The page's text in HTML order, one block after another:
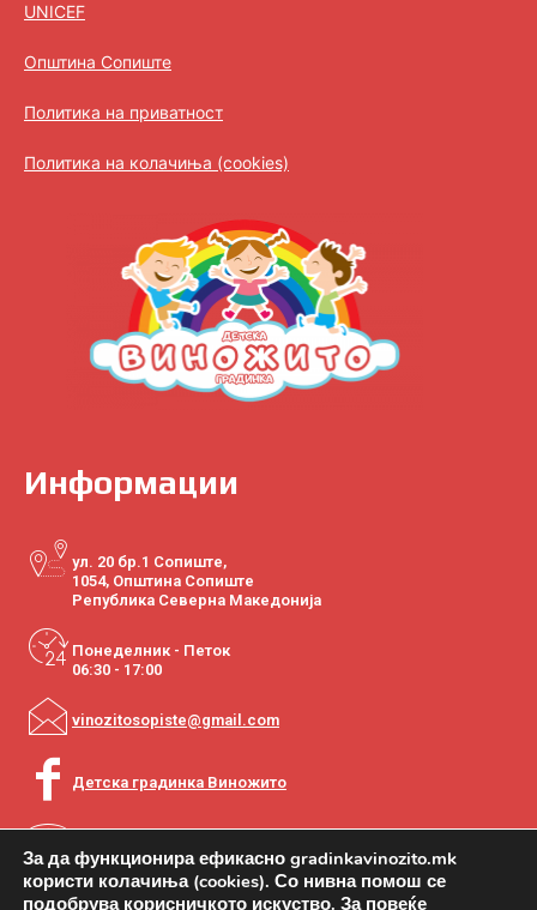
UNICEF
Општина Сопиште
Политика на приватност
Политика на колачиња (cookies)
Информации
ул. 20 бр.1 Сопиште,
1054, Општина Сопиште
Република Северна Македонија
Понеделник - Петок
06:30 - 17:00
vinozitosopiste@gmail.com
Детска градинка Виножито
За да функционира ефикасно gradinkavinozito.mk
користи колачиња (cookies). Со нивна помош се
подобрува корисничкото искуство. За повеќе